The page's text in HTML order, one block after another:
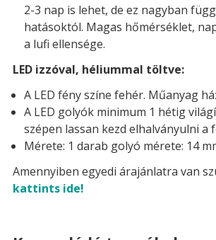
2-3 nap is lehet, de ez nagyban
hatásoktól. Magas hőmérséklet,
a lufi ellensége.
LED izzóval, héliummal töltve:
A LED fény színe fehér. Műanyag
A LED golyók minimum 1 hétig
szépen lassan kezd elhalványulni a
Mérete: 1 darab golyó mérete: 14
Amennyiben egyedi árajánlatra van
kattints ide!